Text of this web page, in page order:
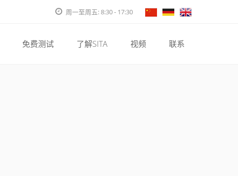
周一至周五: 8:30 - 17:30
免费测试 了解SITA 视频 联系